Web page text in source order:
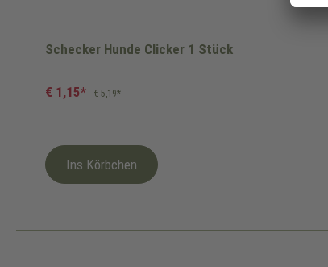
Schecker Hunde Clicker 1 Stück
€ 1,15* € 5,19*
Ins Körbchen